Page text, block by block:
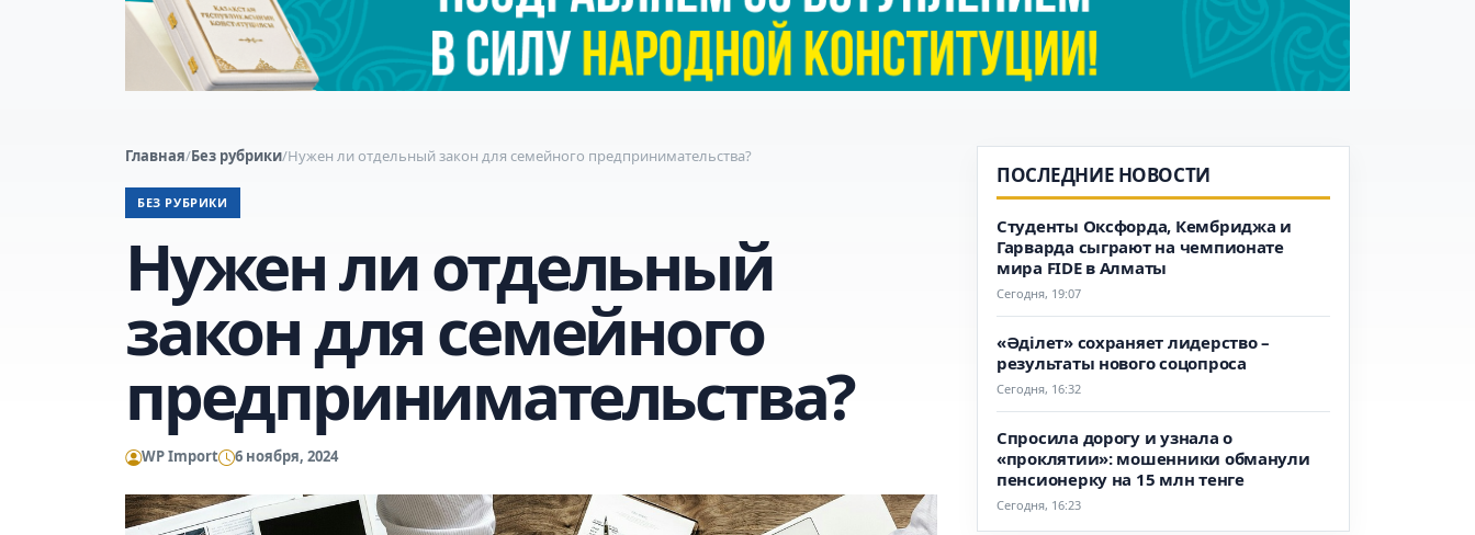
Главная/Без рубрики/Нужен ли отдельный закон для семейного предпринимательства?
БЕЗ РУБРИКИ
Нужен ли отдельный
закон для семейного
предпринимательства?
WP Import 6 ноября, 2024
ПОСЛЕДНИЕ НОВОСТИ
Студенты Оксфорда, Кембриджа и
Гарварда сыграют на чемпионате
мира FIDE в Алматы
Сегодня, 19:07
«Әділет» сохраняет лидерство –
результаты нового соцопроса
Сегодня, 16:32
Спросила дорогу и узнала о
«проклятии»: мошенники обманули
пенсионерку на 15 млн тенге
Сегодня, 16:23